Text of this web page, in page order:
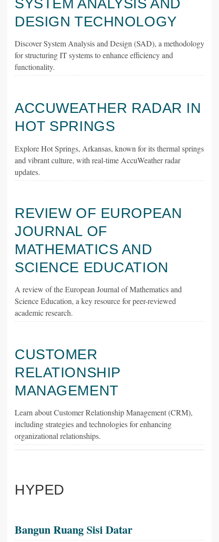
SYSTEM ANALYSIS AND
DESIGN TECHNOLOGY
Discover System Analysis and Design (SAD), a methodology
for structuring IT systems to enhance efficiency and
functionality.
ACCUWEATHER RADAR IN
HOT SPRINGS
Explore Hot Springs, Arkansas, known for its thermal springs
and vibrant culture, with real-time AccuWeather radar
updates.
REVIEW OF EUROPEAN
JOURNAL OF
MATHEMATICS AND
SCIENCE EDUCATION
A review of the European Journal of Mathematics and
Science Education, a key resource for peer-reviewed
academic research.
CUSTOMER
RELATIONSHIP
MANAGEMENT
Learn about Customer Relationship Management (CRM),
including strategies and technologies for enhancing
organizational relationships.
HYPED
Bangun Ruang Sisi Datar